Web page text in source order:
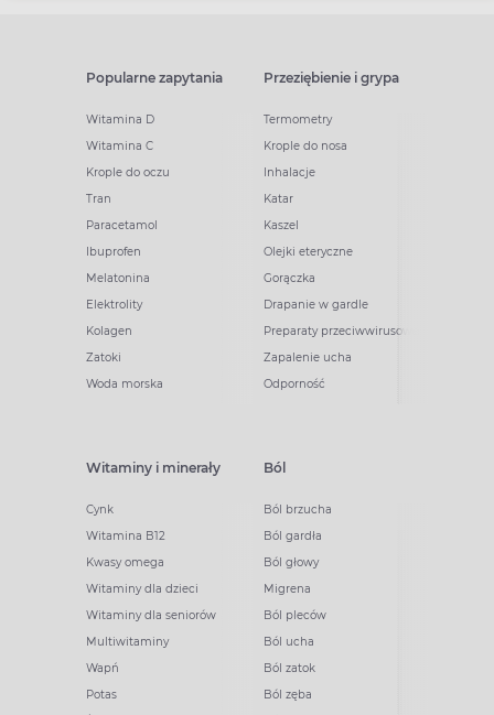
Popularne zapytania
Witamina D
Witamina C
Krople do oczu
Tran
Paracetamol
Ibuprofen
Melatonina
Elektrolity
Kolagen
Zatoki
Woda morska
Przeziębienie i grypa
Termometry
Krople do nosa
Inhalacje
Katar
Kaszel
Olejki eteryczne
Gorączka
Drapanie w gardle
Preparaty przeciwwirusowe
Zapalenie ucha
Odporność
Witaminy i minerały
Cynk
Witamina B12
Kwasy omega
Witaminy dla dzieci
Witaminy dla seniorów
Multiwitaminy
Wapń
Potas
Ból
Ból brzucha
Ból gardła
Ból głowy
Migrena
Ból pleców
Ból ucha
Ból zatok
Ból zęba